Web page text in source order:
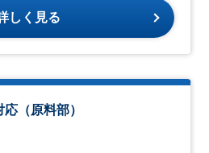
しく見る
（原料部）